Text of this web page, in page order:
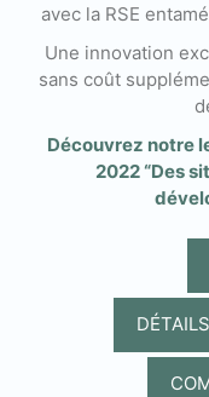
avec la RSE
Une innovation
sans coût
Découvrez notre
2022 “Des